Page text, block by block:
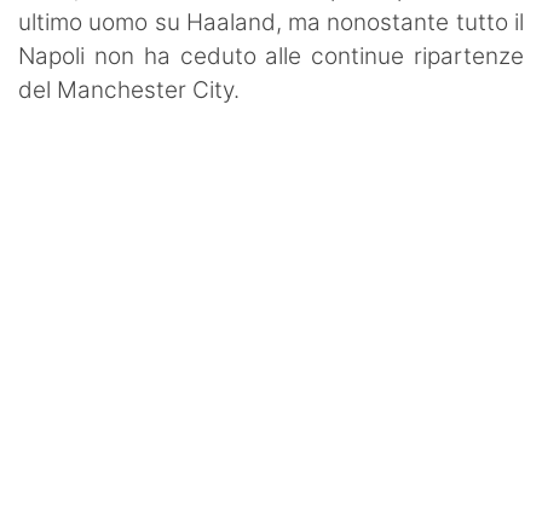
ultimo uomo su Haaland, ma nonostante tutto il
Napoli non ha ceduto alle continue ripartenze
del Manchester City.